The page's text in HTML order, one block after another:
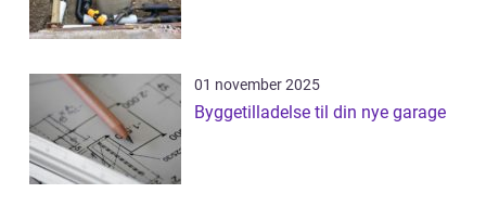
01 november 2025
Byggetilladelse til din nye garage